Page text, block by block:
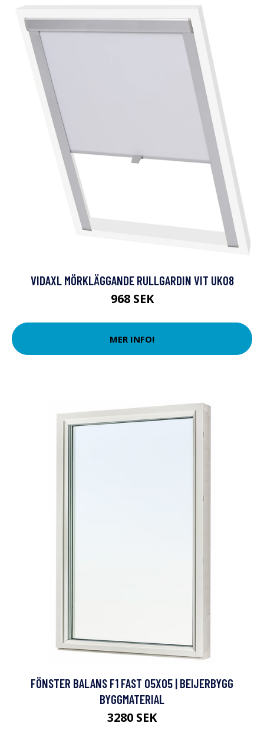
VIDAXL MÖRKLÄGGANDE RULLGARDIN VIT UK08
968 SEK
MER INFO!
FÖNSTER BALANS F1 FAST 05X05 | BEIJERBYGG
BYGGMATERIAL
3280 SEK